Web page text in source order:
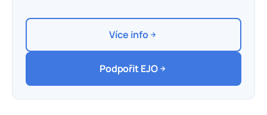
Více info
Podpořit EJO